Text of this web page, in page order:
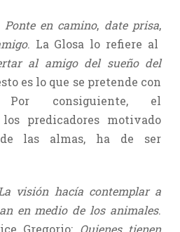
Ponte en camino, date prisa,
. La Glosa lo refiere al
al amigo del sueño del
es lo que se pretende con
consiguiente, el
predicadores motivado
las almas, ha de ser
La visión hacía contemplar a
en medio de los animales.
Gregorio: Quienes tienen